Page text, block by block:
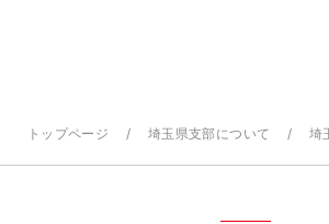
トップページ 埼玉県支部について 埼